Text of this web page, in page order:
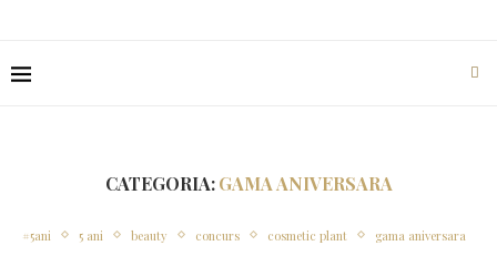
CATEGORIA: GAMA ANIVERSARA
#5ani 5 ani beauty concurs cosmetic plant gama aniversara